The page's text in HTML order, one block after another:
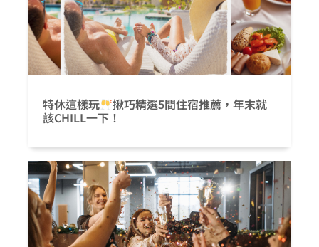
特休這樣玩 揪巧精選5間住宿推薦，年末就
該CHILL一下！